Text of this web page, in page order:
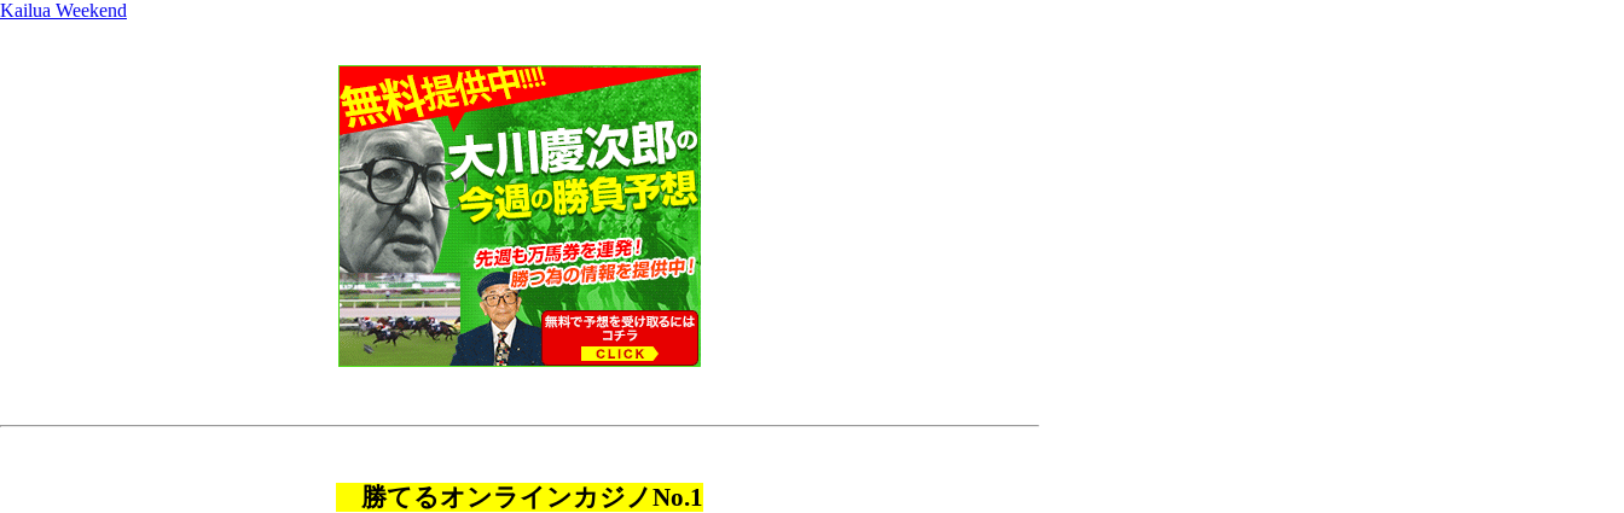
Kailua Weekend
勝てるオンラインカジノNo.1